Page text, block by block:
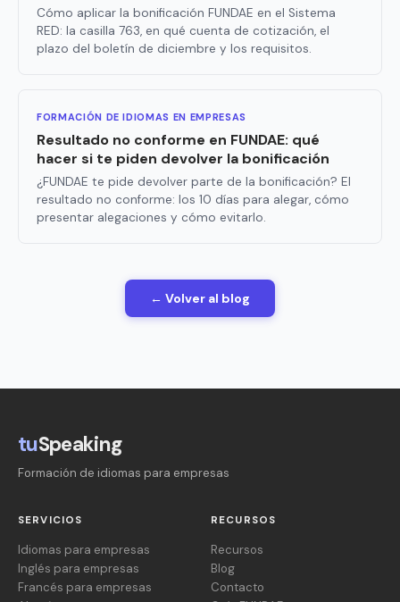
Cómo aplicar la bonificación FUNDAE en el Sistema
RED: la casilla 763, en qué cuenta de cotización, el
plazo del boletín de diciembre y los requisitos.
FORMACIÓN DE IDIOMAS EN EMPRESAS
Resultado no conforme en FUNDAE: qué
hacer si te piden devolver la bonificación
¿FUNDAE te pide devolver parte de la bonificación? El
resultado no conforme: los 10 días para alegar, cómo
presentar alegaciones y cómo evitarlo.
← Volver al blog
tuSpeaking
Formación de idiomas para empresas
SERVICIOS
Idiomas para empresas
Inglés para empresas
Francés para empresas
RECURSOS
Recursos
Blog
Contacto